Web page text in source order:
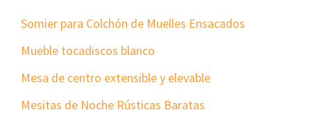
Somier para Colchón de Muelles Ensacados
Mueble tocadiscos blanco
Mesa de centro extensible y elevable
Mesitas de Noche Rústicas Baratas